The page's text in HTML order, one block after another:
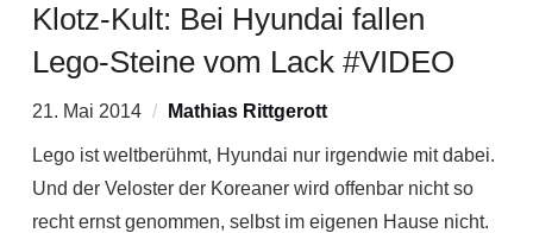
Klotz-Kult: Bei Hyundai fallen
Lego-Steine vom Lack #VIDEO
21. Mai 2014 Mathias Rittgerott
Lego ist weltberühmt, Hyundai nur irgendwie mit dabei.
Und der Veloster der Koreaner wird offenbar nicht so
recht ernst genommen, selbst im eigenen Hause nicht.